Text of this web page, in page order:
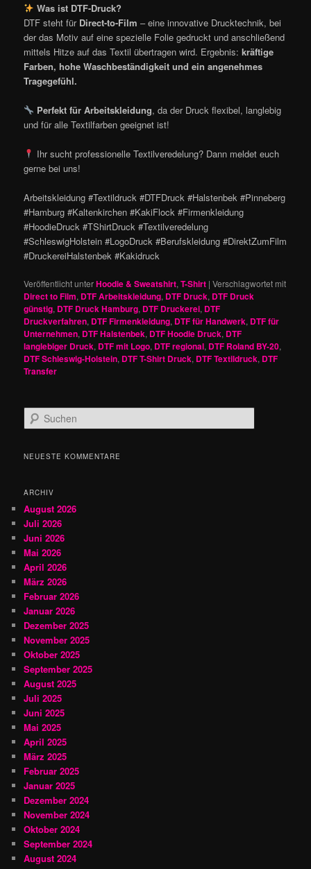
Was ist DTF-Druck?
DTF steht für Direct-to-Film – eine innovative Drucktechnik, bei
der das Motiv auf eine spezielle Folie gedruckt und anschließend
mittels Hitze auf das Textil übertragen wird. Ergebnis:kräftige
Farben, hohe Waschbeständigkeit und ein angenehmes
Tragegefühl.
Perfekt für Arbeitskleidung, da der Druck flexibel, langlebig
und für alle Textilfarben geeignet ist!
Ihr sucht professionelle Textilveredelung? Dann meldet euch
gerne bei uns!
Arbeitskleidung #Textildruck #DTFDruck #Halstenbek #Pinneberg
#Hamburg #Kaltenkirchen #KakiFlock #Firmenkleidung
#HoodieDruck #TShirtDruck #Textilveredelung
#SchleswigHolstein #LogoDruck #Berufskleidung #DirektZumFilm
#DruckereiHalstenbek #Kakidruck
Veröffentlicht unterHoodie & Sweatshirt,T-Shirt |Verschlagwortet mit
Direct to Film, DTF Arbeitskleidung, DTF Druck, DTF Druck
günstig, DTF Druck Hamburg, DTF Druckerei, DTF
Druckverfahren, DTF Firmenkleidung, DTF für Handwerk, DTF für
Unternehmen, DTF Halstenbek, DTF Hoodie Druck, DTF
langlebiger Druck, DTF mit Logo, DTF regional, DTF Roland BY-20,
DTF Schleswig-Holstein, DTF T-Shirt Druck, DTF Textildruck, DTF
Transfer
u
h
NEUESTE KOMMENTARE
ARCHIV
August 2026
Juli 2026
Juni 2026
Mai 2026
April 2026
März 2026
Februar 2026
Januar 2026
Dezember 2025
November 2025
Oktober 2025
September 2025
August 2025
Juli 2025
Juni 2025
Mai 2025
April 2025
März 2025
Februar 2025
Januar 2025
Dezember 2024
November 2024
Oktober 2024
September 2024
August 2024